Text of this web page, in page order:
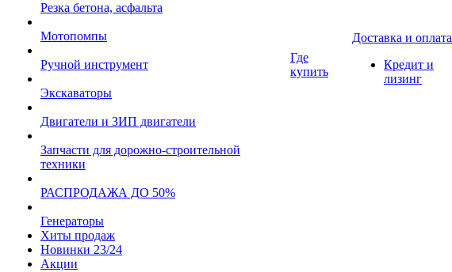
Резка бетона, асфальта
Мотопомпы
Ручной инструмент
Экскаваторы
Двигатели и ЗИП двигатели
Запчасти для дорожно-строительной
техники
РАСПРОДАЖА ДО 50%
Генераторы
Хиты продаж
Новинки 23/24
Акции
Где
купить
Доставка и оплата
Кредит и
лизинг